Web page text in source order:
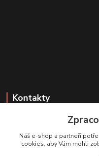
Kontakty
Zákaznická podpora
+420 608 331
(Po-Pá, 11-17 hod.;
Náš e-shop a partneři
cookies, aby Vám mohli